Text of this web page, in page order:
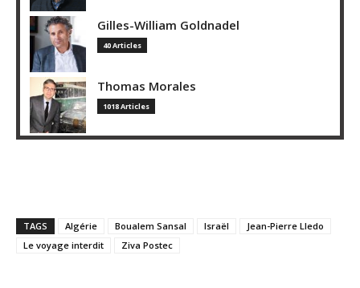
Gilles-William Goldnadel
40 Articles
Thomas Morales
1018 Articles
TAGS Algérie Boualem Sansal Israël
Jean-Pierre Lledo
Le voyage interdit
Ziva Postec